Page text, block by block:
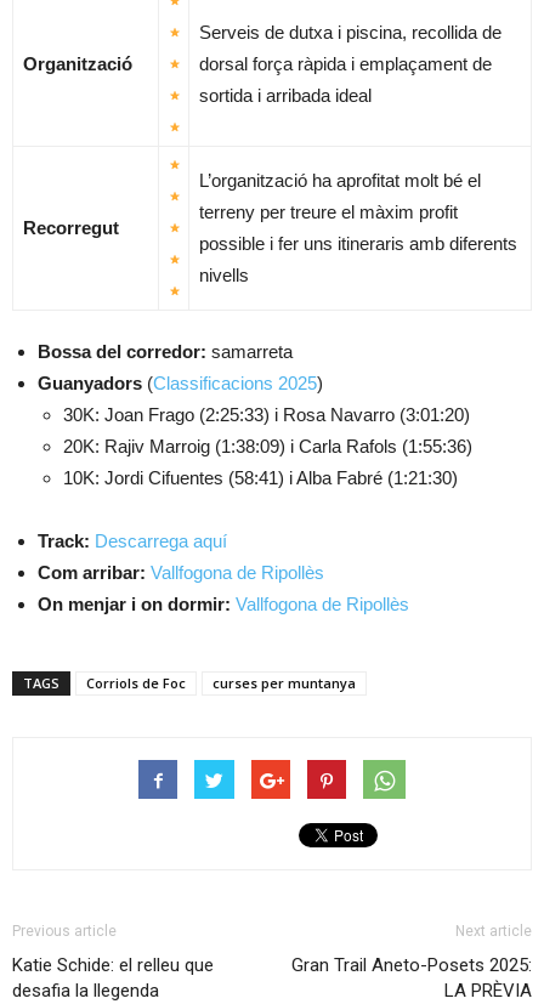
Organització
Serveis de dutxa i piscina, recollida de
dorsal força ràpida i emplaçament de
sortida i arribada ideal
Recorregut
L’organització ha aprofitat molt bé el
terreny per treure el màxim profit
possible i fer uns itineraris amb diferents
nivells
Bossa del corredor: samarreta
Guanyadors (Classificacions 2025)
30K: Joan Frago (2:25:33) i Rosa Navarro (3:01:20)
20K: Rajiv Marroig (1:38:09) i Carla Rafols (1:55:36)
10K: Jordi Cifuentes (58:41) i Alba Fabré (1:21:30)
Track: Descarrega aquí
Com arribar: Vallfogona de Ripollès
On menjar i on dormir: Vallfogona de Ripollès
TAGS Corriols de Foc curses per muntanya
Previous article
Katie Schide: el relleu que
desafia la llegenda
Next article
Gran Trail Aneto-Posets 2025:
LA PRÈVIA